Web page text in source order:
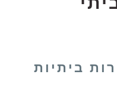
ביתיות